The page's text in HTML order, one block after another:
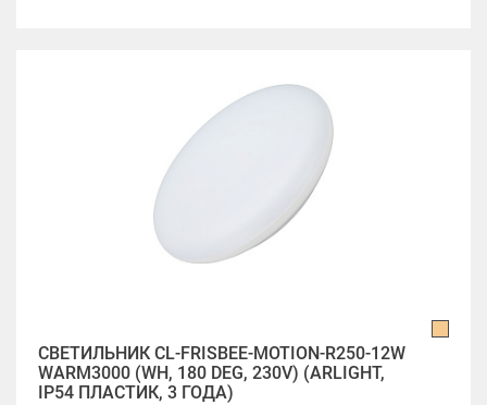
СВЕТИЛЬНИК CL-FRISBEE-MOTION-R250-12W
WARM3000 (WH, 180 DEG, 230V) (ARLIGHT,
IP54 ПЛАСТИК, 3 ГОДА)